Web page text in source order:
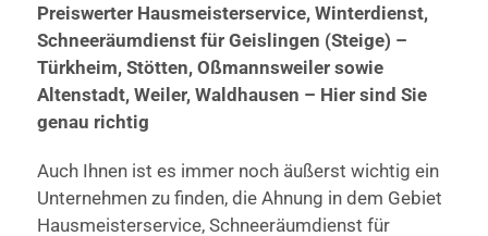
Preiswerter Hausmeisterservice, Winterdienst,
Schneeräumdienst für Geislingen (Steige) –
Türkheim, Stötten, Oßmannsweiler sowie
Altenstadt, Weiler, Waldhausen – Hier sind Sie
genau richtig
Auch Ihnen ist es immer noch äußerst wichtig ein
Unternehmen zu finden, die Ahnung in dem Gebiet
Hausmeisterservice, Schneeräumdienst für